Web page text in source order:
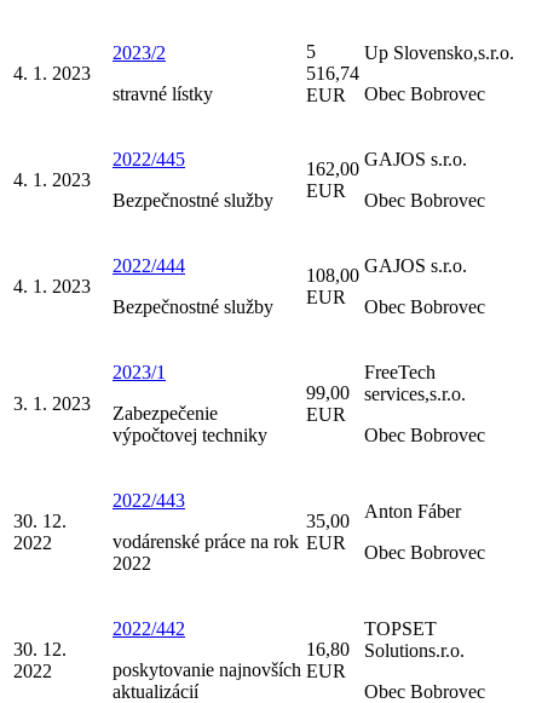
4. 1. 2023
2023/2
stravné lístky
5
516,74
EUR
Up Slovensko,s.r.o.
Obec Bobrovec
4. 1. 2023
2022/445
Bezpečnostné služby
162,00
EUR
GAJOS s.r.o.
Obec Bobrovec
4. 1. 2023
2022/444
Bezpečnostné služby
108,00
EUR
GAJOS s.r.o.
Obec Bobrovec
3. 1. 2023
2023/1
Zabezpečenie
výpočtovej techniky
99,00
EUR
FreeTech
services,s.r.o.
Obec Bobrovec
30. 12.
2022
2022/443
vodárenské práce na rok
2022
35,00
EUR
Anton Fáber
Obec Bobrovec
30. 12.
2022
2022/442
poskytovanie najnovších
aktualizácií
16,80
EUR
TOPSET
Solutions.r.o.
Obec Bobrovec